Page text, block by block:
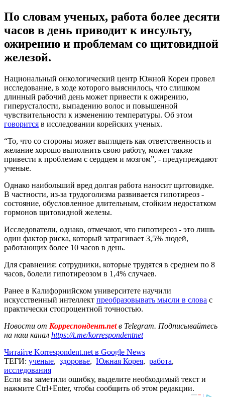
По словам ученых, работа более десяти
часов в день приводит к инсульту,
ожирению и проблемам со щитовидной
железой.
Национальный онкологический центр Южной Кореи провел
исследование, в ходе которого выяснилось, что слишком
длинный рабочий день может привести к ожирению,
гиперусталости, выпадению волос и повышенной
чувствительности к изменению температуры. Об этом
говорится в исследовании корейских ученых.
“То, что со стороны может выглядеть как ответственность и
желание хорошо выполнить свою работу, может также
привести к проблемам с сердцем и мозгом”, - предупреждают
ученые.
Однако наибольший вред долгая работа наносит щитовидке.
В частности, из-за трудоголизма развивается гипотиреоз -
состояние, обусловленное длительным, стойким недостатком
гормонов щитовидной железы.
Исследователи, однако, отмечают, что гипотиреоз - это лишь
один фактор риска, который затрагивает 3,5% людей,
работающих более 10 часов в день.
Для сравнения: сотрудники, которые трудятся в среднем по 8
часов, болели гипотиреозом в 1,4% случаев.
Ранее в Калифорнийском университете научили
искусственный интеллект преобразовывать мысли в слова с
практически стопроцентной точностью.
Новости от Корреспондент.netв Telegram. Подписывайтесь
на наш канал https://t.me/korrespondentnet
Читайте Korrespondent.net в Google News
ТЕГИ: ученые, здоровье, Южная Корея, работа,
исследования
Если вы заметили ошибку, выделите необходимый текст и
нажмите Ctrl+Enter, чтобы сообщить об этом редакции.